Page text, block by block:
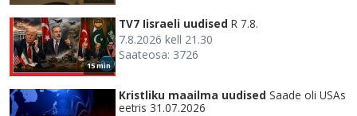
15 min
TV7 Iisraeli uudised R 7.8.
7.8.2026 kell 21.30
Saateosa: 3726
Kristliku maailma uudised Saade oli USAs
eetris 31.07.2026